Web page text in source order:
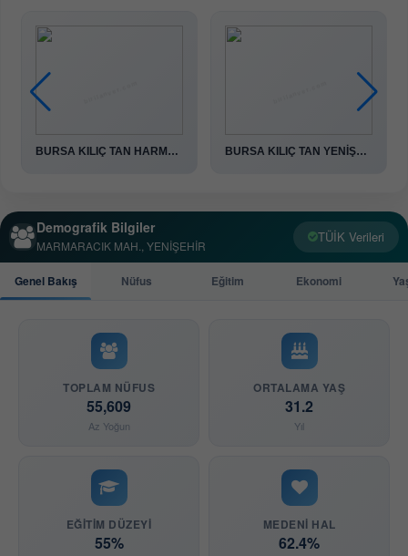
BURSA KILIÇ TAN HARMANCIK DUTL.. BURSA KILIÇ TAN YENİŞEHİR SELİ..
Demografik Bilgiler
MARMARACIK MAH., YENİŞEHİR
TÜİK Verileri
Genel Bakış Nüfus Eğitim Ekonomi
TOPLAM NÜFUS
55,609
Az Yoğun
ORTALAMA YAŞ
31.2
Yıl
EĞITIM DÜZEYI
55%
MEDENI HAL
62.4%